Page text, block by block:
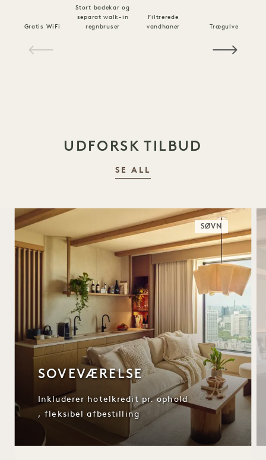
Gratis WiFi
Stort badekar og
separat walk-in
regnbruser
Filtrerede
vandhaner
Trægulve
UDFORSK TILBUD
SE ALL
SØVN
SOVEVÆRELSE
Inkluderer hotelkredit pr. ophold
, fleksibel afbestilling